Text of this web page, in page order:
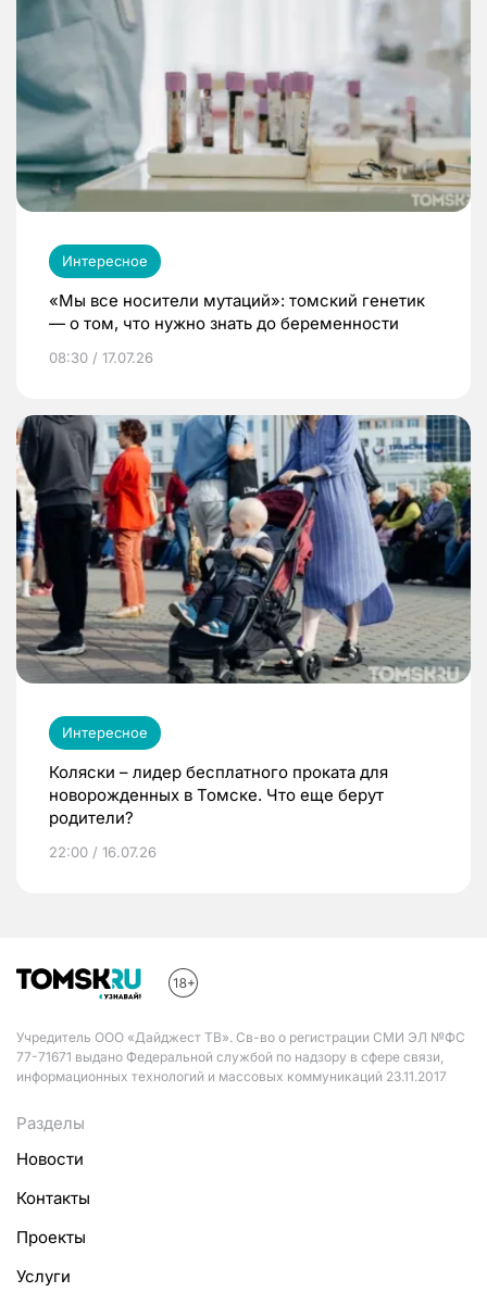
Интересное
«Мы все носители мутаций»: томский генетик
— о том, что нужно знать до беременности
08:30 / 17.07.26
Интересное
Коляски – лидер бесплатного проката для
новорожденных в Томске. Что еще берут
родители?
22:00 / 16.07.26
Учредитель ООО «Дайджест ТВ». Св-во о регистрации СМИ ЭЛ №ФС
77-71671 выдано Федеральной службой по надзору в сфере связи,
информационных технологий и массовых коммуникаций 23.11.2017
Разделы
Новости
Контакты
Проекты
Услуги